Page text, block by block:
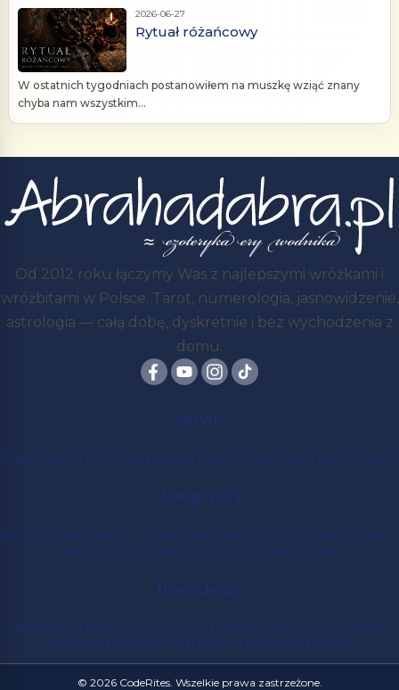
2026-06-27
Rytuał różańcowy
W ostatnich tygodniach postanowiłem na muszkę wziąć znany
chyba nam wszystkim...
Od 2012 roku łączymy Was z najlepszymi wróżkami i
wróżbitami w Polsce. Tarot, numerologia, jasnowidzenie,
astrologia — całą dobę, dyskretnie i bez wychodzenia z
domu.
Serwis
Regulamin Polityka prywatności Dołącz do nas Kontakt
Usługi LIVE
Metody kontaktu z doradcami Wróżka na telefon Czat z
wróżką Wróżka przez SMS oraz e-mail
Horoskopy
Horoskop dzienny online Horoskop miesięczny Miesiąc
astrologicznie Prognoza numerologiczna
© 2026 CodeRites. Wszelkie prawa zastrzeżone.